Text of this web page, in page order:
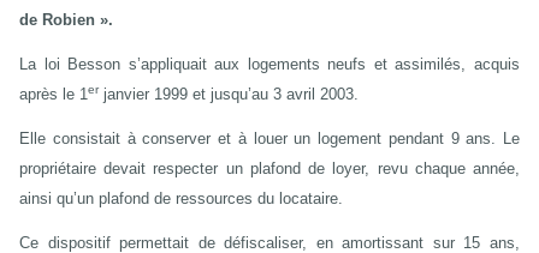
de Robien ».
La loi Besson s’appliquait aux logements neufs et assimilés, acquis
après le 1erjanvier 1999 et jusqu’au 3 avril 2003.
Elle consistait à conserver et à louer un logement pendant 9 ans. Le
propriétaire devait respecter un plafond de loyer, revu chaque année,
ainsi qu’un plafond de ressources du locataire.
Ce dispositif permettait de défiscaliser, en amortissant sur 15 ans,